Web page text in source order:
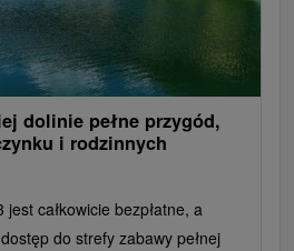
dolinie pełne przygód,
i rodzinnych
całkowicie bezpłatne, a
do strefy zabawy pełnej